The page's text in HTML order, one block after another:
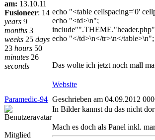
am: 13.10.11
Fusioneer: 14
years 9
months 3
weeks 25 days
23 hours 50
minutes 26
seconds
echo "<table cellspacing='0'
echo "<td>\n";
echo "</td>\n</tr>\n</table>\n";
Das wolte ich jetzt noch mall
Website
Paramedic-94 Geschrieben am 04.09.2012
Mitglied
In Bilder kannst du das nicht
Mach es doch als Panel inkl.